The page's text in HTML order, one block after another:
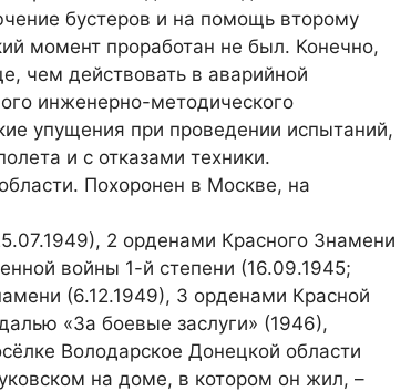
бустеров и на помощь второму
момент проработан не был. Конечно,
чем действовать в аварийной
инженерно-методического
упущения при проведении испытаний,
и с отказами техники.
Похоронен в Москве, на
2 орденами Красного Знамени
войны 1-й степени (16.09.1945;
(6.12.1949), 3 орденами Красной
«За боевые заслуги» (1946),
Володарское Донецкой области
на доме, в котором он жил, –